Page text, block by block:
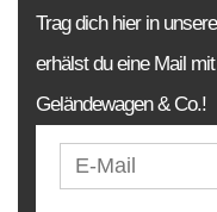
Trag dich hier in
erhälst du eine Mail
Geländewagen & Co.!